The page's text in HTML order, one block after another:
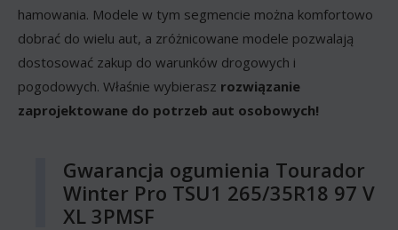
hamowania. Modele w tym segmencie można komfortowo
dobrać do wielu aut, a zróżnicowane modele pozwalają
dostosować zakup do warunków drogowych i
pogodowych. Właśnie wybierasz rozwiązanie
zaprojektowane do potrzeb aut osobowych!
Gwarancja ogumienia Tourador
Winter Pro TSU1 265/35R18 97 V
XL 3PMSF